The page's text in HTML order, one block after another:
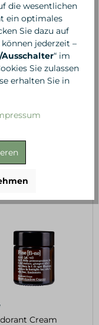
Cream
30 g
€* / 1 Kilogramm
Cream
die wesentlichen
ein optimales
Sie dazu auf
können jederzeit –
Ausschalter“ im
Sie zulassen
erhalten Sie in